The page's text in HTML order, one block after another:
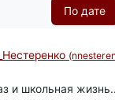
По дате
и школьная